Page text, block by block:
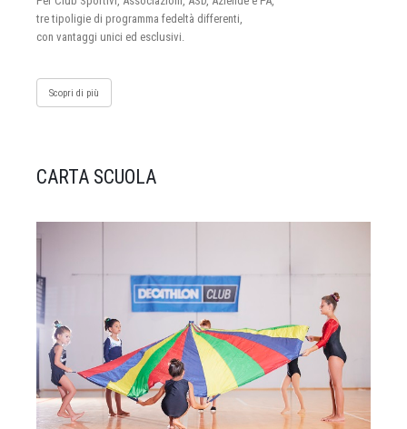
tre tipoligie di programma fedeltà differenti,
con vantaggi unici ed esclusivi.
Scopri di più
CARTA SCUOLA